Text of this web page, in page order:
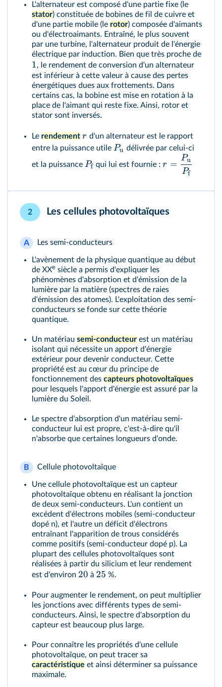
L'alternateur est composé d'une partie fixe (le
stator) constituée de bobines de fil de cuivre et
d'une partie mobile (le rotor) composée d'aimants
ou d'électroaimants. Entraîné, le plus souvent
par une turbine, l'alternateur produit de l'énergie
électrique par induction. Bien que très proche de
1, le rendement de conversion d'un alternateur
est inférieur à cette valeur à cause des pertes
énergétiques dues aux frottements. Dans
certains cas, la bobine est mise en rotation à la
place de l'aimant qui reste fixe. Ainsi, rotor et
stator sont inversés.
Le rendement r d'un alternateur est le rapport
entre la puissance utile Pu délivrée par celui-ci
et la puissance Pf qui lui est fournie : r =
Pf
Pu
2 Les cellules photovoltaïques
A Les semi-conducteurs
L'avènement de la physique quantique au début
de XXe siècle a permis d'expliquer les
phénomènes d'absorption et d'émission de la
lumière par la matière (spectres de raies
d'émission des atomes). L'exploitation des semi-
conducteurs se fonde sur cette théorie
quantique.
Un matériau semi-conducteur est un matériau
isolant qui nécessite un apport d'énergie
extérieur pour devenir conducteur. Cette
propriété est au cœur du principe de
fonctionnement des capteurs photovoltaïques
pour lesquels l'apport d'énergie est assuré par la
lumière du Soleil.
Le spectre d'absorption d'un matériau semi-
conducteur lui est propre, c'est-à-dire qu'il
n'absorbe que certaines longueurs d'onde.
B Cellule photovoltaïque
Une cellule photovoltaïque est un capteur
photovoltaïque obtenu en réalisant la jonction
de deux semi-conducteurs. L'un contient un
excédent d'électrons mobiles (semi-conducteur
dopé n), et l'autre un déficit d'électrons
entraînant l'apparition de trous considérés
comme positifs (semi-conducteur dopé p). La
plupart des cellules photovoltaïques sont
réalisées à partir du silicium et leur rendement
est d'environ 20 à 25 %.
Pour augmenter le rendement, on peut multiplier
les jonctions avec différents types de semi-
conducteurs. Ainsi, le spectre d'absorption du
capteur est beaucoup plus large.
Pour connaître les propriétés d'une cellule
photovoltaïque, on peut tracer sa
caractéristique et ainsi déterminer sa puissance
maximale.